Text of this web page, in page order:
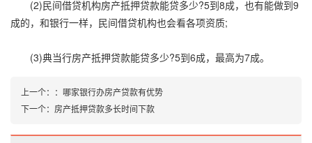
(2)民间借贷机构房产抵押贷款能贷多少?5到8成，也有能做到9
成的，和银行一样，民间借贷机构也会看各项资质;
(3)典当行房产抵押贷款能贷多少?5到6成，最高为7成。
上一个： ： 哪家银行办房产贷款有优势
下一个： 房产抵押贷款多长时间下款